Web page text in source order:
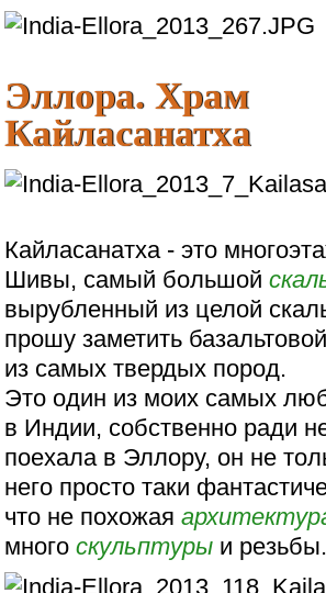
Эллора. Храм
Кайласанатха
Кайласанатха - это
Шивы, самый большой
вырубленный из целой
прошу заметить
из самых твердых пород.
Это один из моих самых
в Индии, собственно ради
поехала в Эллору, он не
него просто таки
что не похожая
многоскульптуры и резьбы.